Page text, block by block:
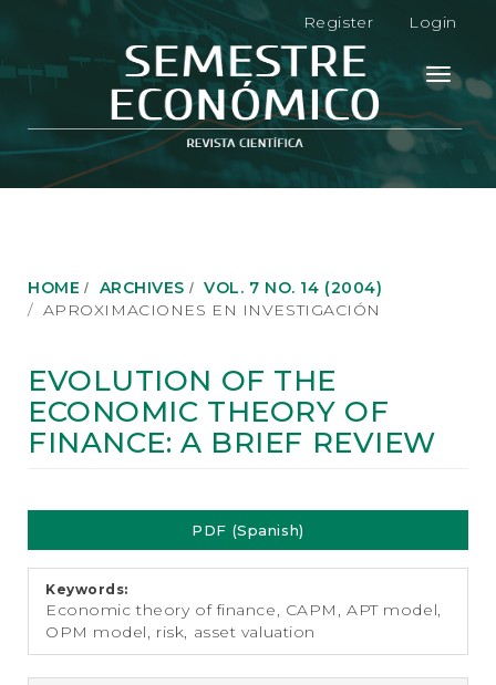
g
n
M
n
C
o
n
S
b
a
Register Login
Toggle
HOME ARCHIVES
VOL. 7 NO. 14 (2004)
APROXIMACIONES EN INVESTIGACIÓN
EVOLUTION OF THE
ECONOMIC THEORY OF
FINANCE: A BRIEF REVIEW
Article
Sidebar
PDF (Spanish)
Keywords:
Economic theory of finance, CAPM, APT model,
OPM model, risk, asset valuation